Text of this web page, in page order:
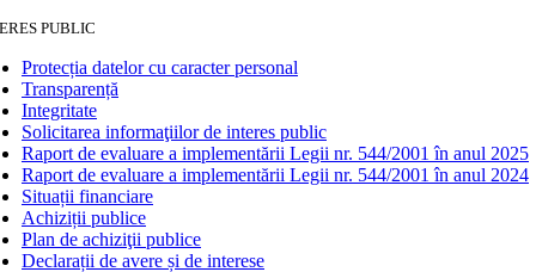
PUBLIC
Protecția datelor cu caracter personal
Transparență
Integritate
Solicitarea informaţiilor de interes public
Raport de evaluare a implementării Legii nr. 544/2001 în anul 2025
Raport de evaluare a implementării Legii nr. 544/2001 în anul 2024
Situații financiare
Achiziții publice
Plan de achiziţii publice
Declarații de avere și de interese